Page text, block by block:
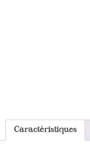
Caractéristiques